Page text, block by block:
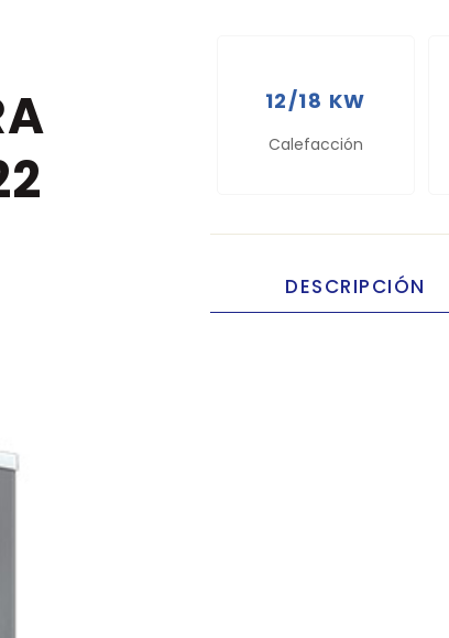
12/18 KW
Calefacción
DESCRIPCIÓN